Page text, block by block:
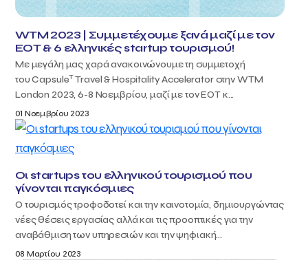
WTM 2023 | Συμμετέχουμε ξανά μαζί με τον
ΕΟΤ & 6 ελληνικές startup τουρισμού!
Με μεγάλη μας χαρά ανακοινώνουμε τη συμμετοχή
του CapsuleTTravel & Hospitality Accelerator στην WTM
London 2023, 6-8 Νοεμβρίου, μαζί με τον ΕΟΤ κ...
01 Νοεμβρίου 2023
Οι startups του ελληνικού τουρισμού που
γίνονται παγκόσμιες
Ο τουρισμός τροφοδοτεί και την καινοτομία, δημιουργώντας
νέες θέσεις εργασίας αλλά και τις προοπτικές για την
αναβάθμιση των υπηρεσιών και την ψηφιακή...
08 Μαρτίου 2023